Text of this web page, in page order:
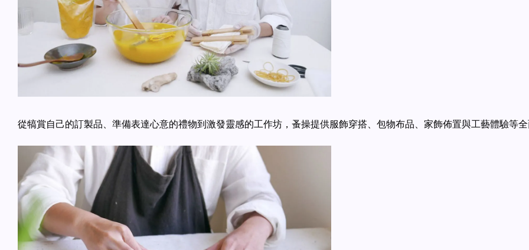
從犒賞自己的訂製品、準備表達心意的禮物到激發靈感的工作坊，蚤操提供服飾穿搭、包物布品、家飾佈置與工藝體驗等